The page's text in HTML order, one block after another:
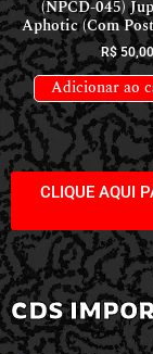
(NPCD-045)
Aphotic (Com
R$50,00
Adicionar ao
CLIQUE AQUI
CDS